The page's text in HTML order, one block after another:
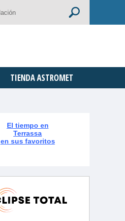
TIENDA ASTROMET
El tiempo en
Terrassa
en sus favoritos